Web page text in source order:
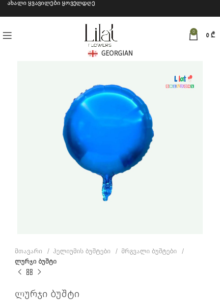
ახალი ყვავილები ყოველდღე
0
0 ₾
GEORGIAN
მთავარი ჰელიუმის ბუშტები
მრგვალი ბუშტები
ლურჯი ბუშტი
ლურჯი ბუშტი